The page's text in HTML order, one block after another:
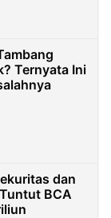
Ternyata Ini
dan
BCA